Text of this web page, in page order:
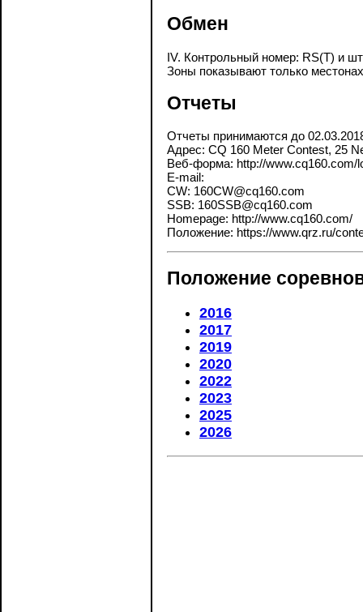
Обмен
IV. Контрольный номер: RS(T) и
Зоны показывают только
Отчеты
Отчеты принимаются до
Адрес: CQ 160 Meter Contest, 25
Веб-форма: http://www.cq160.com/
E-mail:
CW: 160CW@cq160.com
SSB: 160SSB@cq160.com
Homepage: http://www.cq160.com/
Положение: https://www.qrz.ru/
Положение
2016
2017
2019
2020
2022
2023
2025
2026